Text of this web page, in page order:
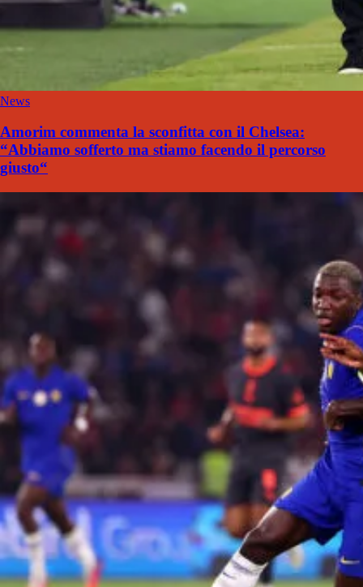
News
Amorim commenta la sconfitta con il Chelsea:
“Abbiamo sofferto ma stiamo facendo il percorso
giusto“